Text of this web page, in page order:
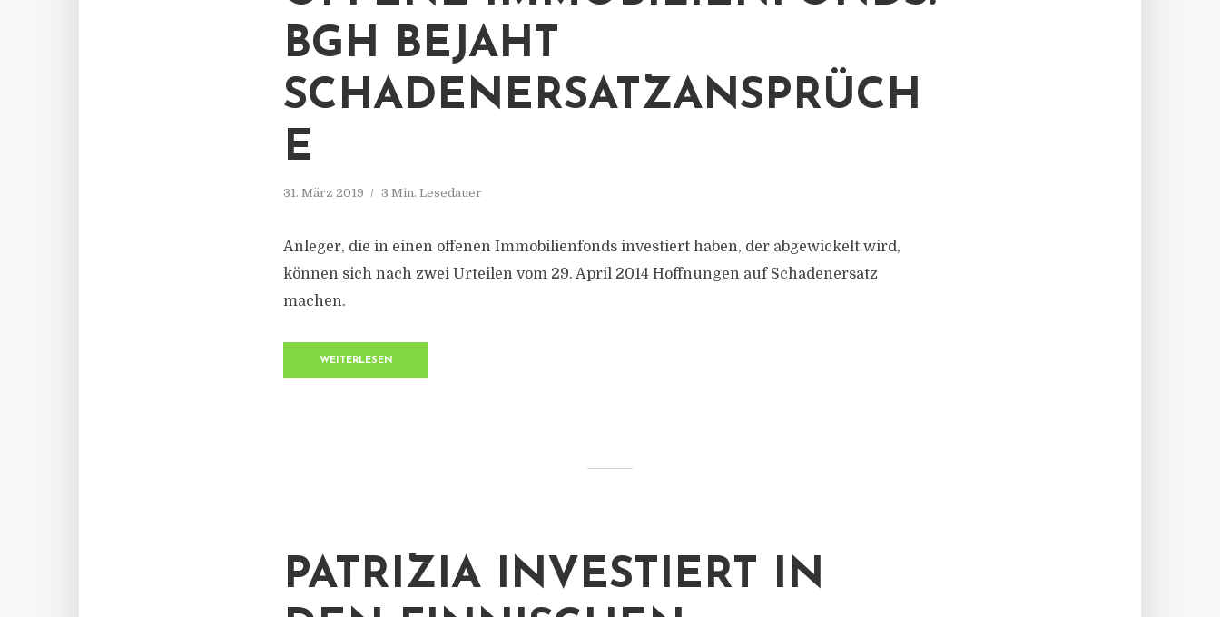
BGH BEJAHT
SCHADENERSATZANSPRÜCH
E
31. März 2019 3 Min. Lesedauer
Anleger, die in einen offenen Immobilienfonds investiert haben, der abgewickelt wird,
können sich nach zwei Urteilen vom 29. April 2014 Hoffnungen auf Schadenersatz
machen.
WEITERLESEN
PATRIZIA INVESTIERT IN